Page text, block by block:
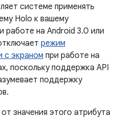
системе применять
Holo к вашему
работе на Android 3.0 или
режим
с экраном при работе на
поскольку поддержка API
поддержку
значения этого атрибута